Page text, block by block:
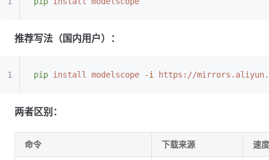
推荐写法（国内用户）：
pip install modelscope -i https://
两者区别：
命令 下载来源 速度